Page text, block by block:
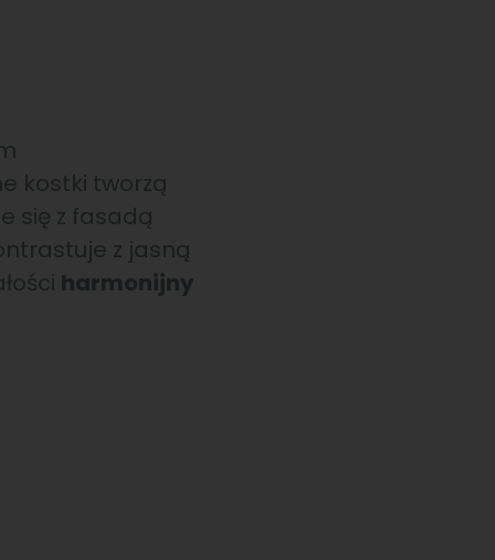
kostki tworzą
się z fasadą
z jasną
harmonijny